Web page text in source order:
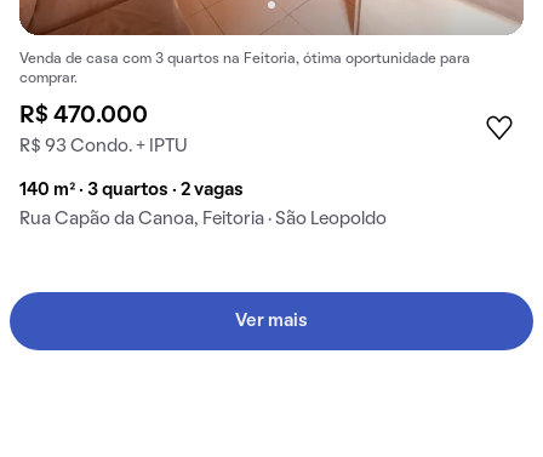
Venda de casa com 3 quartos na Feitoria, ótima oportunidade para
comprar.
R$ 470.000
R$ 93 Condo. + IPTU
140 m² · 3 quartos · 2 vagas
Rua Capão da Canoa, Feitoria · São Leopoldo
Ver mais